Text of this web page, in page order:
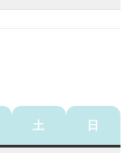
土 日